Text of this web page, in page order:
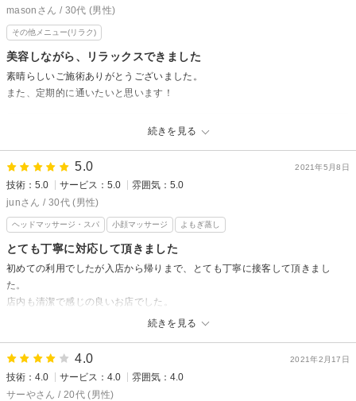
他のメニューも気になるものがありましたらお気軽にお問い合わせくださ
い。
NoryJIN様ご家族皆さまのまたのご来店を心よりお待ちしております。
masonさん / 30代 (男性)
その他メニュー(リラク)
美容しながら、リラックスできました
続きを見る
素晴らしいご施術ありがとうございました。
また、定期的に通いたいと思います！
よもぎ蒸しエステサロンyunからの返信
フェイシャルエステで美容しながらリラックスな時間を過ごしていただ
き、私も大変嬉しく思います♪また是非定期的にお越しください！
mason様のまたのご来店を心よりお待ちしております！
2021年5月8日
5.0
技術：5.0 サービス：5.0
雰囲気：5.0
junさん / 30代 (男性)
ヘッドマッサージ・スパ 小顔マッサージ よもぎ蒸し
とても丁寧に対応して頂きました
続きを見る
初めての利用でしたが入店から帰りまで、とても丁寧に接客して頂きまし
た。
店内も清潔で感じの良いお店でした。
よもぎ蒸しエステサロンyunからの返信
jun様、先日はご来店誠にありがとうございました！
接客や店内の清潔感などお褒めいただき大変嬉しいです^ ^
2021年2月17日
4.0
技術：4.0 サービス：4.0
雰囲気：4.0
サーやさん / 20代 (男性)